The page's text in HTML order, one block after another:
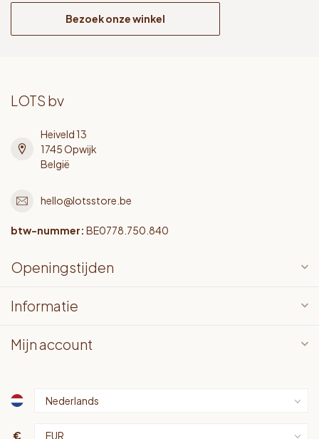
Bezoek onze winkel
LOTS bv
Heiveld 13
1745 Opwijk
België
hello@lotsstore.be
btw-nummer: BE0778.750.840
Openingstijden
Informatie
Mijn account
€